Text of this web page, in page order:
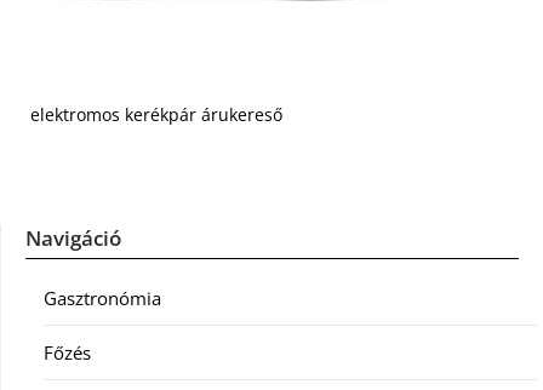
elektromos kerékpár árukereső
Navigáció
Gasztronómia
Főzés